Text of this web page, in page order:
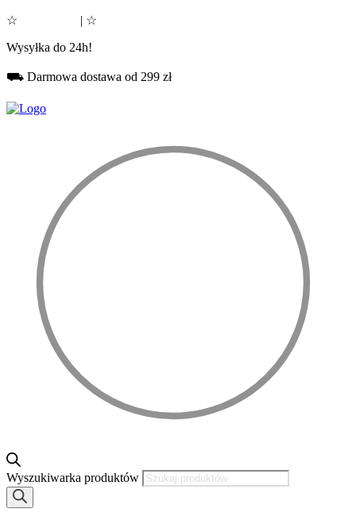
☆ | ☆
Wysyłka do 24h!
⛟ Darmowa dostawa od 299 zł
Wyszukiwarka produktów